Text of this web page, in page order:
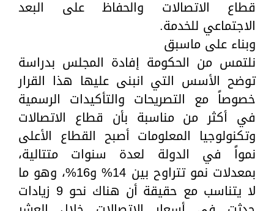
قطاع الاتصالات والحفاظ على البعد
الاجتماعي للخدمة.
وبناء على ماسبق
نلتمس من الحكومة إفادة المجلس بدراسة
توضح الأسس التي انبنى عليها هذا القرار
خصوصاً مع التصريحات والتأكيدات الرسمية
في أكثر من مناسبة بأن قطاع الاتصالات
وتكنولوجيا المعلومات أصبح القطاع الأعلى
نمواً في الدولة لعدة سنوات متتالية،
بمعدلات نمو تتراوح بين 14% و16%، وهو ما
لا يتناسب مع حقيقة أن هناك نحو 9 زيادات